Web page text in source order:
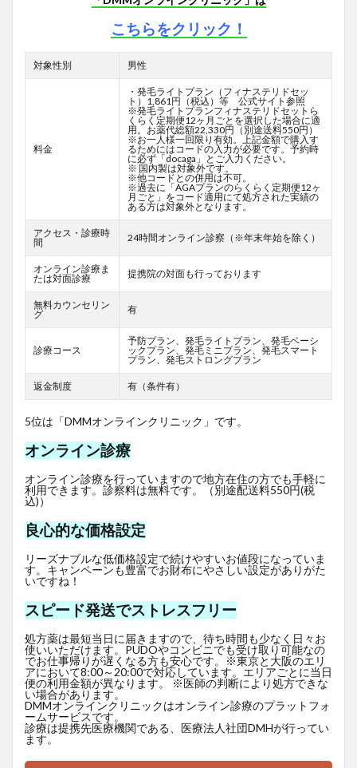
こちらをクリック！
対象性別 男性
料金
・発毛ライトプラン（フィナステリドセッ
ト）1,861円（税込）等 公式サイト参照
※発毛ライトプランフィナステリドセットら
くらく定期便12ヶ月ごとを選択した場合に適
用。お薬代総額22,330円（別途送料550円）
※お一人様一回限り有効。上記金額で購入す
るためにはコードの入力が必要です。予約時
に必ず「docaga」とご入力ください。
※ 国内製は対象外です。
※他コードとの併用は不可。
※過去に「AGAプランのらくらく定期便12ヶ
月ごと」をコード適用にて処方された実績の
ある方は対象外となります。
アクセス・診療時
間
24時間オンライン診察（※年末年始を除く）
オンライン診療ま
たは対面診療
提携院の対面も行っております
無料カウンセリン
グ
有
診療コース
予防プラン、発毛ライトプラン、発毛ベーシ
ックプラン、発毛ミニプラン、発毛スマート
プラン、発毛ストロングプラン
返金制度 有（条件有）
5位は「DMMオンラインクリニック」です。
オンライン診療
オンライン診療を行っていますので地方在住の方でも手軽に
利用できます。診察料は無料です。（別途配送料550円(税
込)）
良心的な価格設定
リーズナブルな低価格設定で続けやすいお値段になっていま
す。キャンペーンも豊富でお財布にやさしい設定がありがた
いですね！
スピード発送でストレスフリー
処方薬は最短当日に届きますので、待ち時間も少なく日々お
使いいただけます。PUDOやコンビニでも受け取り可能なの
でお仕事帰りが遅くなる方も安心です。※東京と大阪のエリ
アにおいて8:00～20:00で対応しています。エリアごとに当日
便の利用金額が異なります。 ※医師の判断により処方できな
い場合があります。
DMMオンラインクリニックはオンライン診療のプラットフォ
ームサービスです。
診療は提携先医療機関である、医療法人社団DMHが行ってい
ます。